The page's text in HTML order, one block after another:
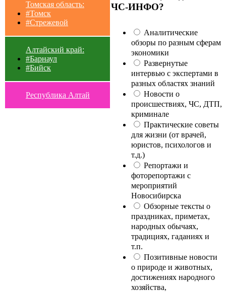
Томская область:
#Томск
#Стрежевой
Алтайский край:
#Барнаул
#Бийск
Республика Алтай
ЧС-ИНФО?
Аналитические
обзоры по разным сферам
экономики
Развернутые
интервью с экспертами в
разных областях знаний
Новости о
происшествиях, ЧС, ДТП,
криминале
Практические советы
для жизни (от врачей,
юристов, психологов и
т.д.)
Репортажи и
фоторепортажи с
мероприятий
Новосибирска
Обзорные тексты о
праздниках, приметах,
народных обычаях,
традициях, гаданиях и
т.п.
Позитивные новости
о природе и животных,
достижениях народного
хозяйства,